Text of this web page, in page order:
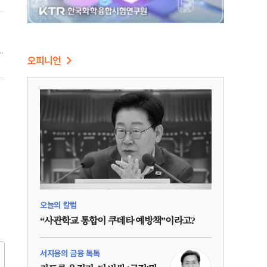
오피니언
오늘의 칼럼
“사관학교 통합이 쿠데타 예방책”이라고?
서지용의 금융 톡톡